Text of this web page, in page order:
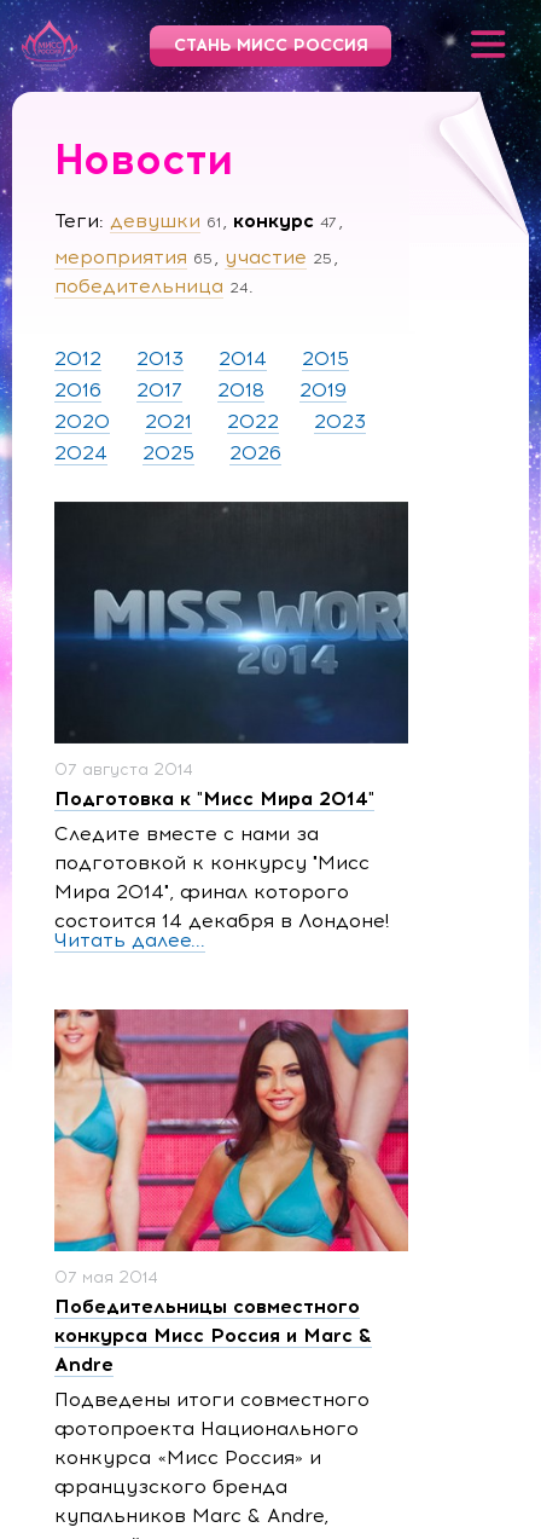
СТАНЬ МИСС РОССИЯ
Новости
Теги девушки 61 конкурс 47
мероприятия 65 участие 25
победительница 24
2012 2013 2014
2015
2016
2017 2018
2019
2020
2021 2022
2023
2024
2025 2026
07 августа 2014
Подготовка к "Мисс Мира 2014"
Следите вместе с нами за
подготовкой к конкурсу "Мисс
Мира 2014", финал которого
состоится 14 декабря в Лондоне!
Читать далее...
07 мая 2014
Победительницы совместного
конкурса Мисс Россия и Marc &
Andre
Подведены итоги совместного
фотопроекта Национального
конкурса «Мисс Россия» и
французского бренда
купальников Marc & Andre,